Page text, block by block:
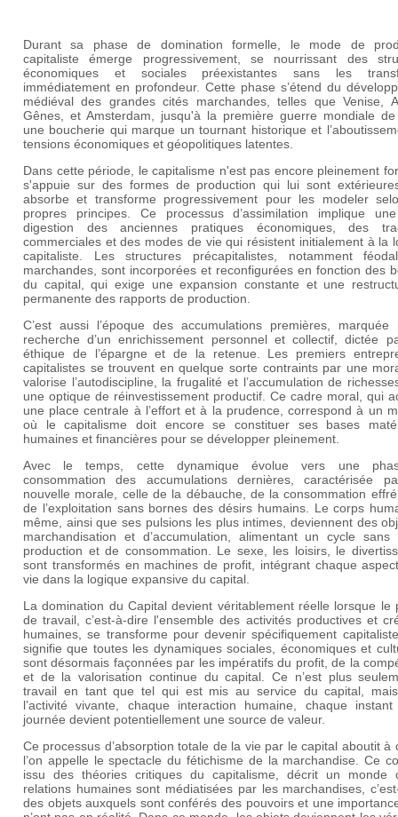
Durant sa phase de domination formelle, le mode de
capitaliste émerge progressivement, se nourrissant des
économiques et sociales préexistantes sans les
immédiatement en profondeur. Cette phase s’étend du
médiéval des grandes cités marchandes, telles que Venise,
Gênes, et Amsterdam, jusqu'à la première guerre mondiale
une boucherie qui marque un tournant historique et
tensions économiques et géopolitiques latentes.
Dans cette période, le capitalisme n'est pas encore pleinement
s'appuie sur des formes de production qui lui sont
absorbe et transforme progressivement pour les modeler
propres principes. Ce processus d’assimilation implique
digestion des anciennes pratiques économiques, des
commerciales et des modes de vie qui résistent initialement à la
capitaliste. Les structures précapitalistes, notamment
marchandes, sont incorporées et reconfigurées en fonction des
du capital, qui exige une expansion constante et une
permanente des rapports de production.
C’est aussi l’époque des accumulations premières,
recherche d’un enrichissement personnel et collectif, dictée
éthique de l’épargne et de la retenue. Les premiers
capitalistes se trouvent en quelque sorte contraints par une
valorise l’autodiscipline, la frugalité et l’accumulation de
une optique de réinvestissement productif. Ce cadre moral, qui
une place centrale à l’effort et à la prudence, correspond à un
où le capitalisme doit encore se constituer ses bases
humaines et financières pour se développer pleinement.
Avec le temps, cette dynamique évolue vers une
consommation des accumulations dernières, caractérisée
nouvelle morale, celle de la débauche, de la consommation
de l’exploitation sans bornes des désirs humains. Le corps
même, ainsi que ses pulsions les plus intimes, deviennent des
marchandisation et d’accumulation, alimentant un cycle
production et de consommation. Le sexe, les loisirs, le
sont transformés en machines de profit, intégrant chaque
vie dans la logique expansive du capital.
La domination du Capital devient véritablement réelle lorsque le
de travail, c’est-à-dire l'ensemble des activités productives et
humaines, se transforme pour devenir spécifiquement
signifie que toutes les dynamiques sociales, économiques et
sont désormais façonnées par les impératifs du profit, de la
et de la valorisation continue du capital. Ce n’est plus
travail en tant que tel qui est mis au service du capital,
l’activité vivante, chaque interaction humaine, chaque
journée devient potentiellement une source de valeur.
Ce processus d’absorption totale de la vie par le capital aboutit à
l’on appelle le spectacle du fétichisme de la marchandise. Ce
issu des théories critiques du capitalisme, décrit un monde
relations humaines sont médiatisées par les marchandises,
des objets auxquels sont conférés des pouvoirs et une